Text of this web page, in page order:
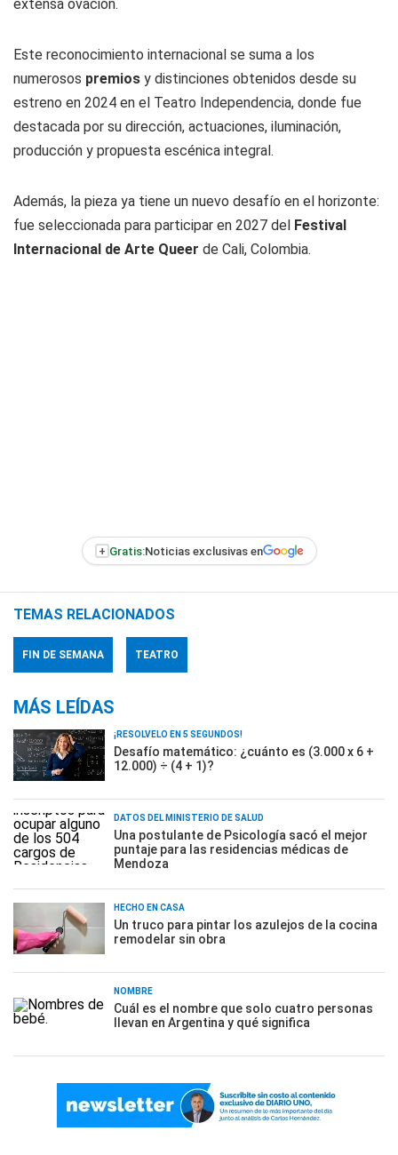
extensa ovación.
Este reconocimiento internacional se suma a los
numerosos premios y distinciones obtenidos desde su
estreno en 2024 en el Teatro Independencia, donde fue
destacada por su dirección, actuaciones, iluminación,
producción y propuesta escénica integral.
Además, la pieza ya tiene un nuevo desafío en el horizonte:
fue seleccionada para participar en 2027 del
Festival
Internacional de Arte Queer de Cali, Colombia.
+ Gratis:Noticias exclusivas en
TEMAS RELACIONADOS
FIN DE SEMANA TEATRO
MÁS LEÍDAS
¡RESOLVELO EN 5 SEGUNDOS!
Desafío matemático: ¿cuánto es (3.000 x 6 +
12.000) ÷ (4 + 1)?
DATOS DEL MINISTERIO DE SALUD
Una postulante de Psicología sacó el mejor
puntaje para las residencias médicas de
Mendoza
HECHO EN CASA
Un truco para pintar los azulejos de la cocina
remodelar sin obra
NOMBRE
Cuál es el nombre que solo cuatro personas
llevan en Argentina y qué significa